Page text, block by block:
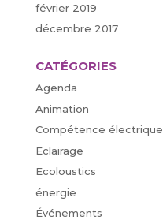
février 2019
décembre 2017
CATÉGORIES
Agenda
Animation
Compétence électrique
Eclairage
Ecoloustics
énergie
Événements